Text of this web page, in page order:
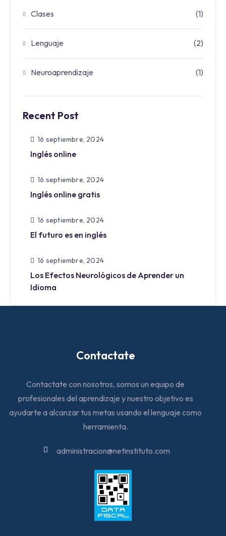
Clases (1)
Lenguaje (2)
Neuroaprendizaje (1)
Recent Post
16 septiembre, 2024
Inglés online
16 septiembre, 2024
Inglés online gratis
16 septiembre, 2024
El futuro es en inglés
16 septiembre, 2024
Los Efectos Neurológicos de Aprender un
Idioma
Contactate
Contactate con nosotros, somos un equipo de
profesionales del aprendizaje y nuestro objetivo es
ayudarte a alcanzar tus metas usando el lenguaje como
herramienta.
administracion@netinstituto.com